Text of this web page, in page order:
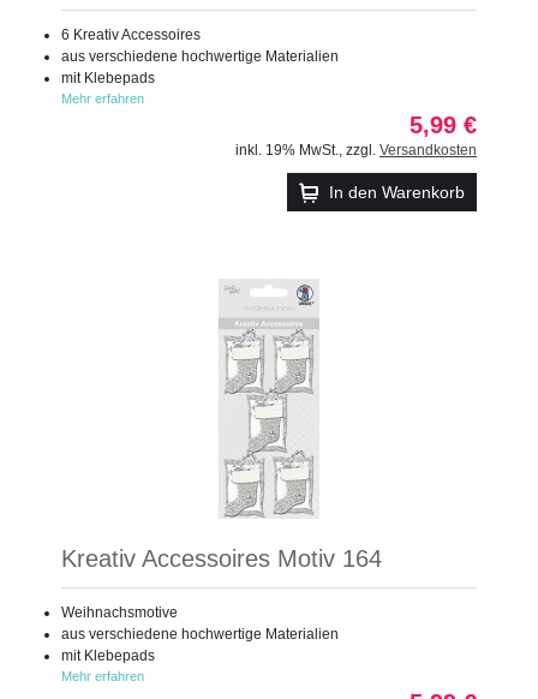
6 Kreativ Accessoires
aus verschiedene hochwertige Materialien
mit Klebepads
Mehr erfahren
5,99 €
inkl. 19% MwSt. zzgl. Versandkosten
In den Warenkorb
Kreativ Accessoires Motiv 164
Weihnachsmotive
aus verschiedene hochwertige Materialien
mit Klebepads
Mehr erfahren